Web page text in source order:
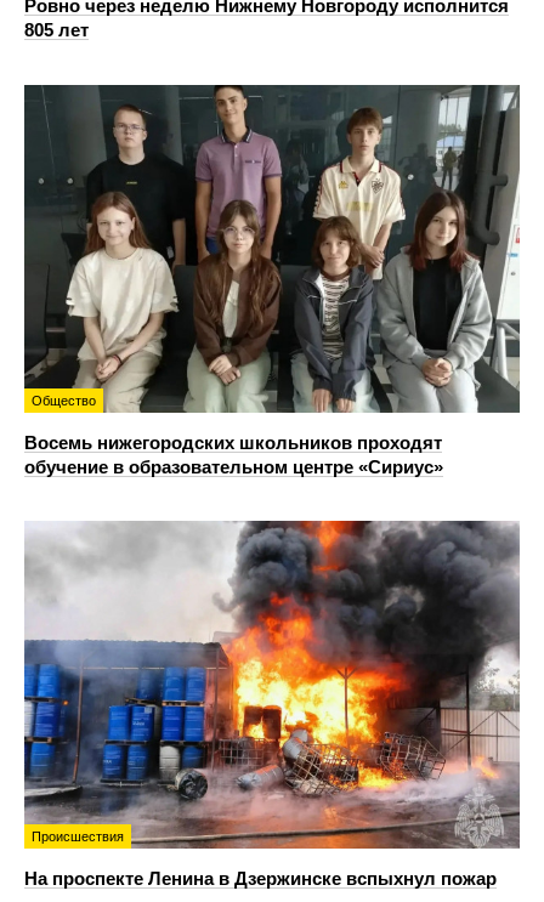
Ровно через неделю Нижнему Новгороду исполнится
805 лет
Общество
Восемь нижегородских школьников проходят
обучение в образовательном центре «Сириус»
Происшествия
На проспекте Ленина в Дзержинске вспыхнул пожар